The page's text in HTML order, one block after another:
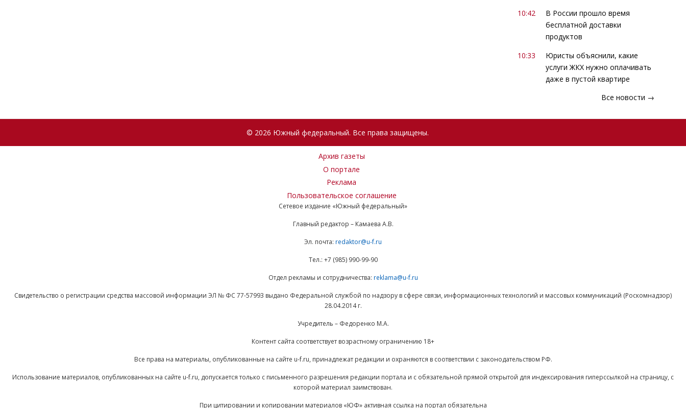
10:42
В России прошло время
бесплатной доставки
продуктов
10:33
Юристы объяснили, какие
услуги ЖКХ нужно оплачивать
даже в пустой квартире
Все новости →
© 2026 Южный федеральный. Все права защищены.
Архив газеты
О портале
Реклама
Пользовательское соглашение
Сетевое издание «Южный федеральный»
Главный редактор – Камаева А.В.
Эл. почта: redaktor@u-f.ru
Тел.: +7 (985) 990-99-90
Отдел рекламы и сотрудничества: reklama@u-f.ru
Свидетельство о регистрации средства массовой информации ЭЛ № ФС 77-57993 выдано Федеральной службой по надзору в сфере связи, информационных технологий и массовых коммуникаций (Роскомнадзор)
28.04.2014 г.
Учредитель – Федоренко М.А.
Контент сайта соответствует возрастному ограничению 18+
Все права на материалы, опубликованные на сайте u-f.ru, принадлежат редакции и охраняются в соответствии с законодательством РФ.
Использование материалов, опубликованных на сайте u-f.ru, допускается только с письменного разрешения редакции портала и с обязательной прямой открытой для индексирования гиперссылкой на страницу, с
которой материал заимствован.
При цитировании и копировании материалов «ЮФ» активная ссылка на портал обязательна